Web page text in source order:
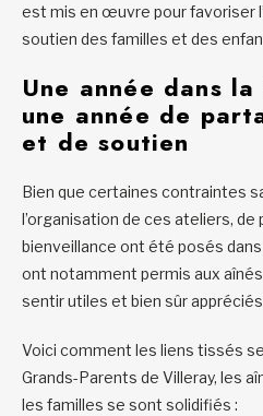
est mis en œuvre pour favoriser
soutien des familles et des
Une année dans
une année de
et de soutien
Bien que certaines contraintes
l’organisation de ces ateliers,
bienveillance ont été posés
ont notamment permis aux
sentir utiles et bien sûr
Voici comment les liens tissés
Grands-Parents de Villeray, les
les familles se sont solidifiés :